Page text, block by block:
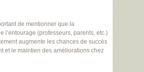
de mentionner que la
l’entourage (professeurs, parents, etc.)
augmente les chances de succès
et le maintien des améliorations chez